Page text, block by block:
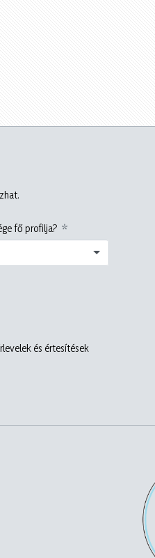
fő profilja?
és értesítések